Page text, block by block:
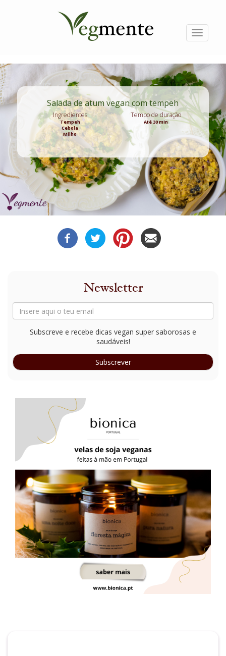
Toggle
Salada de atum vegan com tempeh
Ingredientes
Tempeh
Cebola
Milho
Tempo de duração
Até 30 min
Newsletter
Subscreve e recebe dicas vegan super saborosas e
saudáveis!
Subscrever